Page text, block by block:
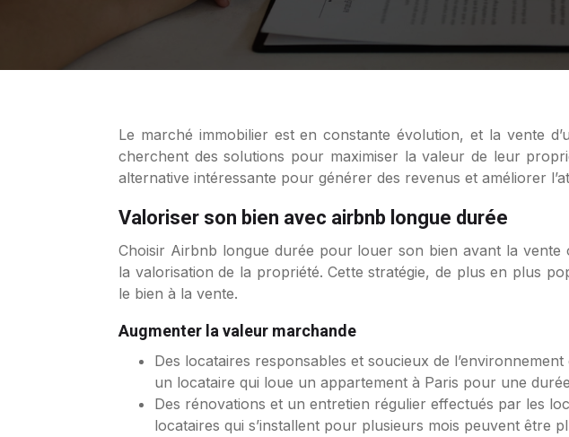
Le marché immobilier est en constante évolution, et la vente d’un bien peut parfois s’avérer longue et difficile. De nombreux propriétaires
cherchent des solutions pour maximiser la valeur de leur
alternative intéressante pour générer des revenus et améliorer
Valoriser son bien avec airbnb longue durée
Choisir Airbnb longue durée pour louer son bien avant la
la valorisation de la propriété. Cette stratégie, de plus en plus
le bien à la vente.
Augmenter la valeur marchande
Des locataires responsables et soucieux de
un locataire qui loue un appartement à Paris pour une
Des rénovations et un entretien régulier effectués par les
locataires qui s’installent pour plusieurs mois peuvent être